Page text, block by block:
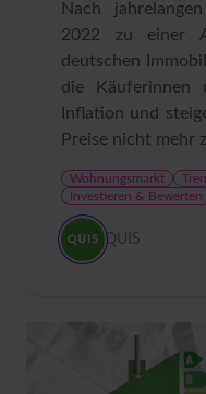
Nach
2022 zu einer
deutschen
die Käuferinnen
Inflation und
Preise nicht mehr
Wohnungsmarkt
Investieren & Bewerten
QUIS